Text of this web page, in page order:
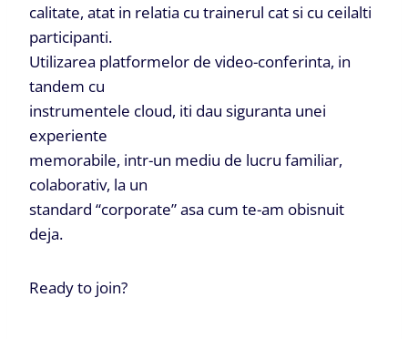
calitate, atat in relatia cu trainerul cat si cu ceilalti
participanti.
Utilizarea platformelor de video-conferinta, in
tandem cu
instrumentele cloud, iti dau siguranta unei
experiente
memorabile, intr-un mediu de lucru familiar,
colaborativ, la un
standard “corporate” asa cum te-am obisnuit
deja.
Ready to join?